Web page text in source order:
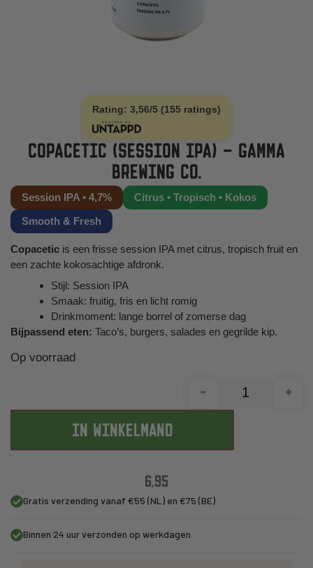
Rating: 3,56/5 (155 ratings)
COPACETIC (SESSION IPA) – GAMMA
BREWING CO.
Session IPA • 4,7%
Citrus • Tropisch • Kokos
Smooth & Fresh
Copacetic is een frisse session IPA met citrus, tropisch fruit en
een zachte kokosachtige afdronk.
Stijl: Session IPA
Smaak: fruitig, fris en licht romig
Drinkmoment: lange borrel of zomerse dag
Bijpassend eten: Taco’s, burgers, salades en gegrilde kip.
Op voorraad
-
+
IN WINKELMAND
6,95
Gratis verzending vanaf €55 (NL) en €75 (BE)
Binnen 24 uur verzonden op werkdagen